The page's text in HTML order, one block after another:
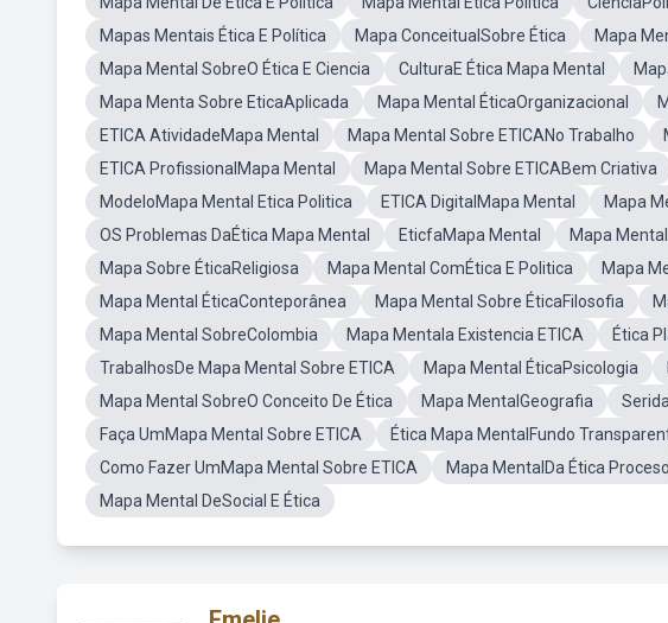
Mapas Mentais Ética E Política
Mapa ConceitualSobre Ética
Mapa
Mapa Mental SobreO Ética E Ciencia
CulturaE Ética Mapa Mental
Mapa Menta Sobre EticaAplicada
Mapa Mental ÉticaOrganizacional
ETICA AtividadeMapa Mental
Mapa Mental Sobre ETICANo Trabalho
ETICA ProfissionalMapa Mental
Mapa Mental Sobre ETICABem Criativa
ModeloMapa Mental Etica Politica
ETICA DigitalMapa Mental
Mapa
OS Problemas DaÉtica Mapa Mental
EticfaMapa Mental Mapa
Mapa Sobre ÉticaReligiosa
Mapa Mental ComÉtica E Politica Mapa
Mapa Mental ÉticaConteporânea
Mapa Mental Sobre ÉticaFilosofia
Mapa Mental SobreColombia
Mapa Mentala Existencia ETICA
Ética
TrabalhosDe Mapa Mental Sobre ETICA
Mapa Mental ÉticaPsicologia
Mapa Mental SobreO Conceito De Ética
Mapa MentalGeografia
Faça UmMapa Mental Sobre ETICA
Ética Mapa MentalFundo
Como Fazer UmMapa Mental Sobre ETICA
Mapa MentalDa Ética Proceso
Mapa Mental DeSocial E Ética